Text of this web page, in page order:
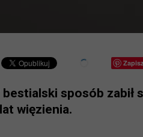
Zapisz
bestialski sposób zabił
więzienia.